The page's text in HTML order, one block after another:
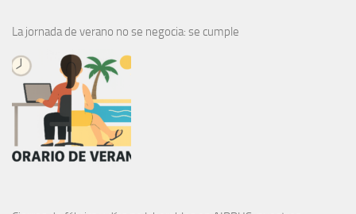
La jornada de verano no se negocia: se cumple